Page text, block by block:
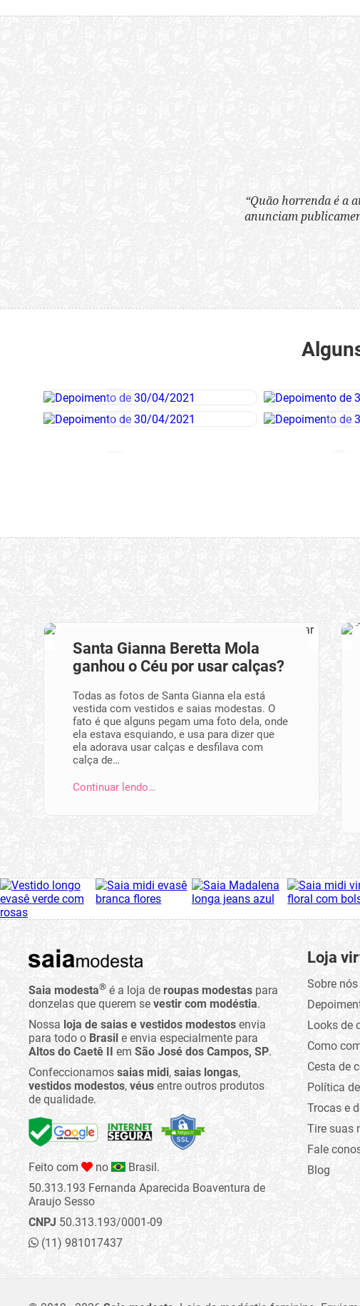
“Quão horrenda é a
anunciam publicamente,
Santa Gianna Beretta Mola
ganhou o Céu por usar calças?
Todas as fotos de Santa Gianna ela está
vestida com vestidos e saias modestas. O
fato é que alguns pegam uma foto dela, onde
ela estava esquiando, e usa para dizer que
ela adorava usar calças e desfilava com
calça de…
Continuar lendo…
Saia modesta® é a loja de roupas modestas para
donzelas que querem se vestir com modéstia.
Nossa loja de saias e vestidos modestos envia
para todo o Brasil e envia especialmente para
Altos do Caetê II em São José dos Campos, SP.
Confeccionamos saias midi, saias longas,
vestidos modestos, véus entre outros produtos
de qualidade.
Feito com no
Brasil.
50.313.193 Fernanda Aparecida Boaventura de
Araujo Sesso
CNPJ 50.313.193/0001-09
(11) 981017437
Loja
Sobre nós
Looks de
Como
Cesta de
Política
Trocas e
Tire suas
Fale
Blog